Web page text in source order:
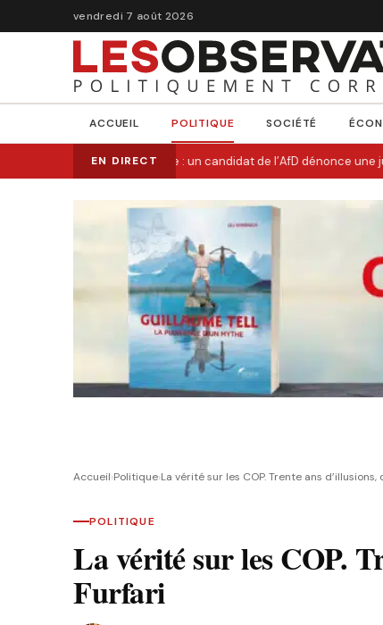
vendredi 7 août 2026
ACCUEIL POLITIQUE SOCIÉTÉ
EN DIRECT
Allemagne : un candidat de l’AfD dénonce une
Accueil›Politique›La vérité sur les COP. Trente ans d’illusions,
POLITIQUE
La vérité sur les COP.
Furfari